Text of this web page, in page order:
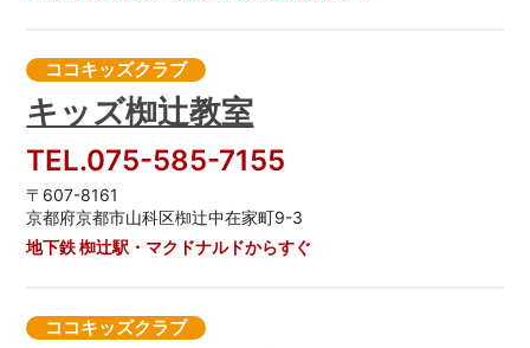
ココキッズクラブ
キッズ椥辻教室
TEL.075-585-7155
〒607-8161
京都府京都市山科区椥辻中在家町9-3
地下鉄 椥辻駅・マクドナルドからすぐ
ココキッズクラブ